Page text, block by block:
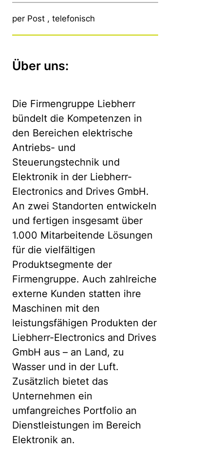
per Post , telefonisch
Über uns:
Die Firmengruppe Liebherr
bündelt die Kompetenzen in
den Bereichen elektrische
Antriebs- und
Steuerungstechnik und
Elektronik in der Liebherr-
Electronics and Drives GmbH.
An zwei Standorten entwickeln
und fertigen insgesamt über
1.000 Mitarbeitende Lösungen
für die vielfältigen
Produktsegmente der
Firmengruppe. Auch zahlreiche
externe Kunden statten ihre
Maschinen mit den
leistungsfähigen Produkten der
Liebherr-Electronics and Drives
GmbH aus – an Land, zu
Wasser und in der Luft.
Zusätzlich bietet das
Unternehmen ein
umfangreiches Portfolio an
Dienstleistungen im Bereich
Elektronik an.